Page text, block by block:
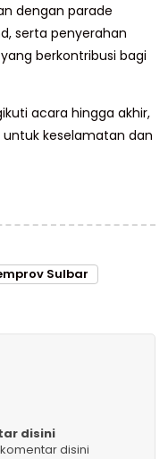
dengan parade
serta penyerahan
berkontribusi bagi
acara hingga akhir,
keselamatan dan
Sulbar
disini
disini